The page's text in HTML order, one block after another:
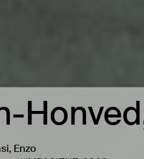
Enzo